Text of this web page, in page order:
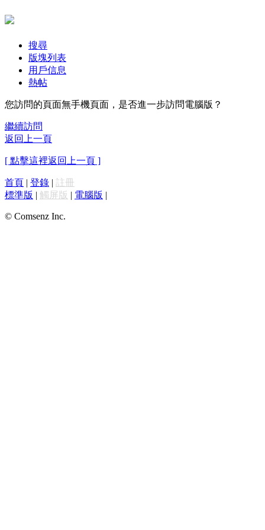
搜尋
版塊列表
用戶信息
熱帖
您訪問的頁面無手機頁面，是否進一步訪問電腦版？
繼續訪問
返回上一頁
[ 點擊這裡返回上一頁 ]
首頁 | 登錄 | 註冊
標準版 | 觸屏版 | 電腦版 |
© Comsenz Inc.